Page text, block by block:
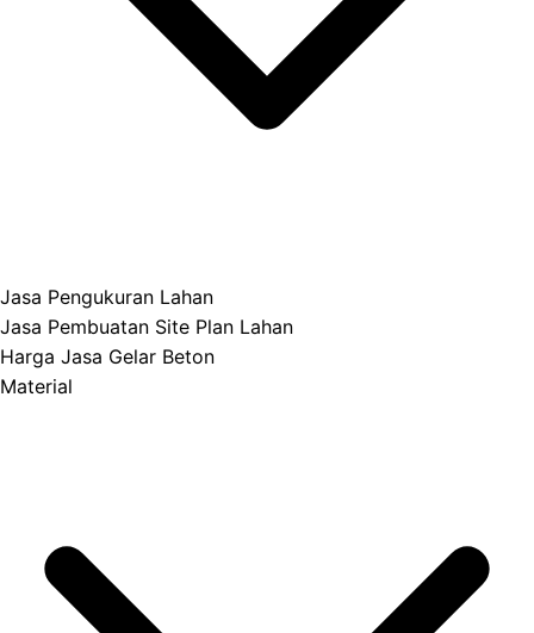
Jasa Pengukuran Lahan
Jasa Pembuatan Site Plan Lahan
Harga Jasa Gelar Beton
Material